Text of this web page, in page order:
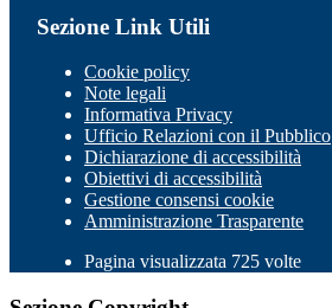
Sezione Link Utili
Cookie policy
Note legali
Informativa Privacy
Ufficio Relazioni con il Pubblico
Dichiarazione di accessibilità
Obiettivi di accessibilità
Gestione consensi cookie
Amministrazione Trasparente
Pagina visualizzata 725 volte